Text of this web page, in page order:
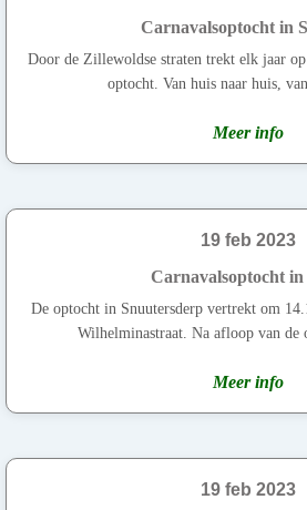
Carnavalsoptocht in
Door de Zillewoldse straten trekt elk jaar op
optocht. Van huis naar huis, van
Meer info
19 feb 2023
Carnavalsoptocht in
De optocht in Snuutersderp vertrekt om
Wilhelminastraat. Na afloop van de
Meer info
19 feb 2023